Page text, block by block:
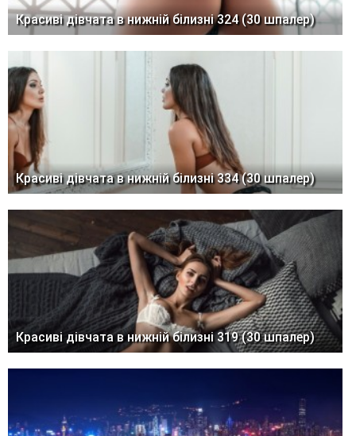
Красиві дівчата в нижній білизні 324 (30 шпалер)
Красиві дівчата в нижній білизні 334 (30 шпалер)
Красиві дівчата в нижній білизні 319 (30 шпалер)